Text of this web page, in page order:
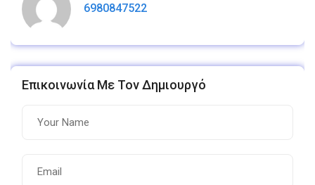
6980847522
Επικοινωνία Με Τον Δημιουργό